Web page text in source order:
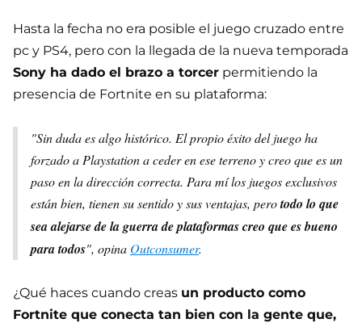
Hasta la fecha no era posible el juego cruzado entre
pc y PS4, pero con la llegada de la nueva temporada
Sony ha dado el brazo a torcer permitiendo la
presencia de Fortnite en su plataforma:
"Sin duda es algo histórico. El propio éxito del juego ha
forzado a Playstation a ceder en ese terreno y creo que es un
paso en la dirección correcta. Para mí los juegos exclusivos
están bien, tienen su sentido y sus ventajas, perotodo lo que
sea alejarse de la guerra de plataformas creo que es bueno
para todos", opina Outconsumer.
¿Qué haces cuando creas un producto como
Fortnite que conecta tan bien con la gente que,